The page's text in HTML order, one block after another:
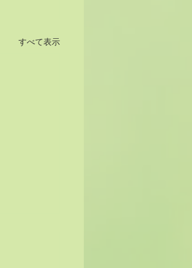
すべて表示